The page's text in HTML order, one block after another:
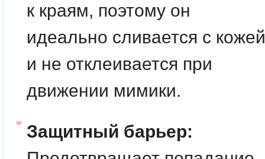
к краям, поэтому он
идеально сливается с кожей
и не отклеивается при
движении мимики.
Защитный барьер: